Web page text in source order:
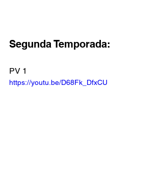
Segunda Temporada:
PV 1
https://youtu.be/D68Fk_DfxCU